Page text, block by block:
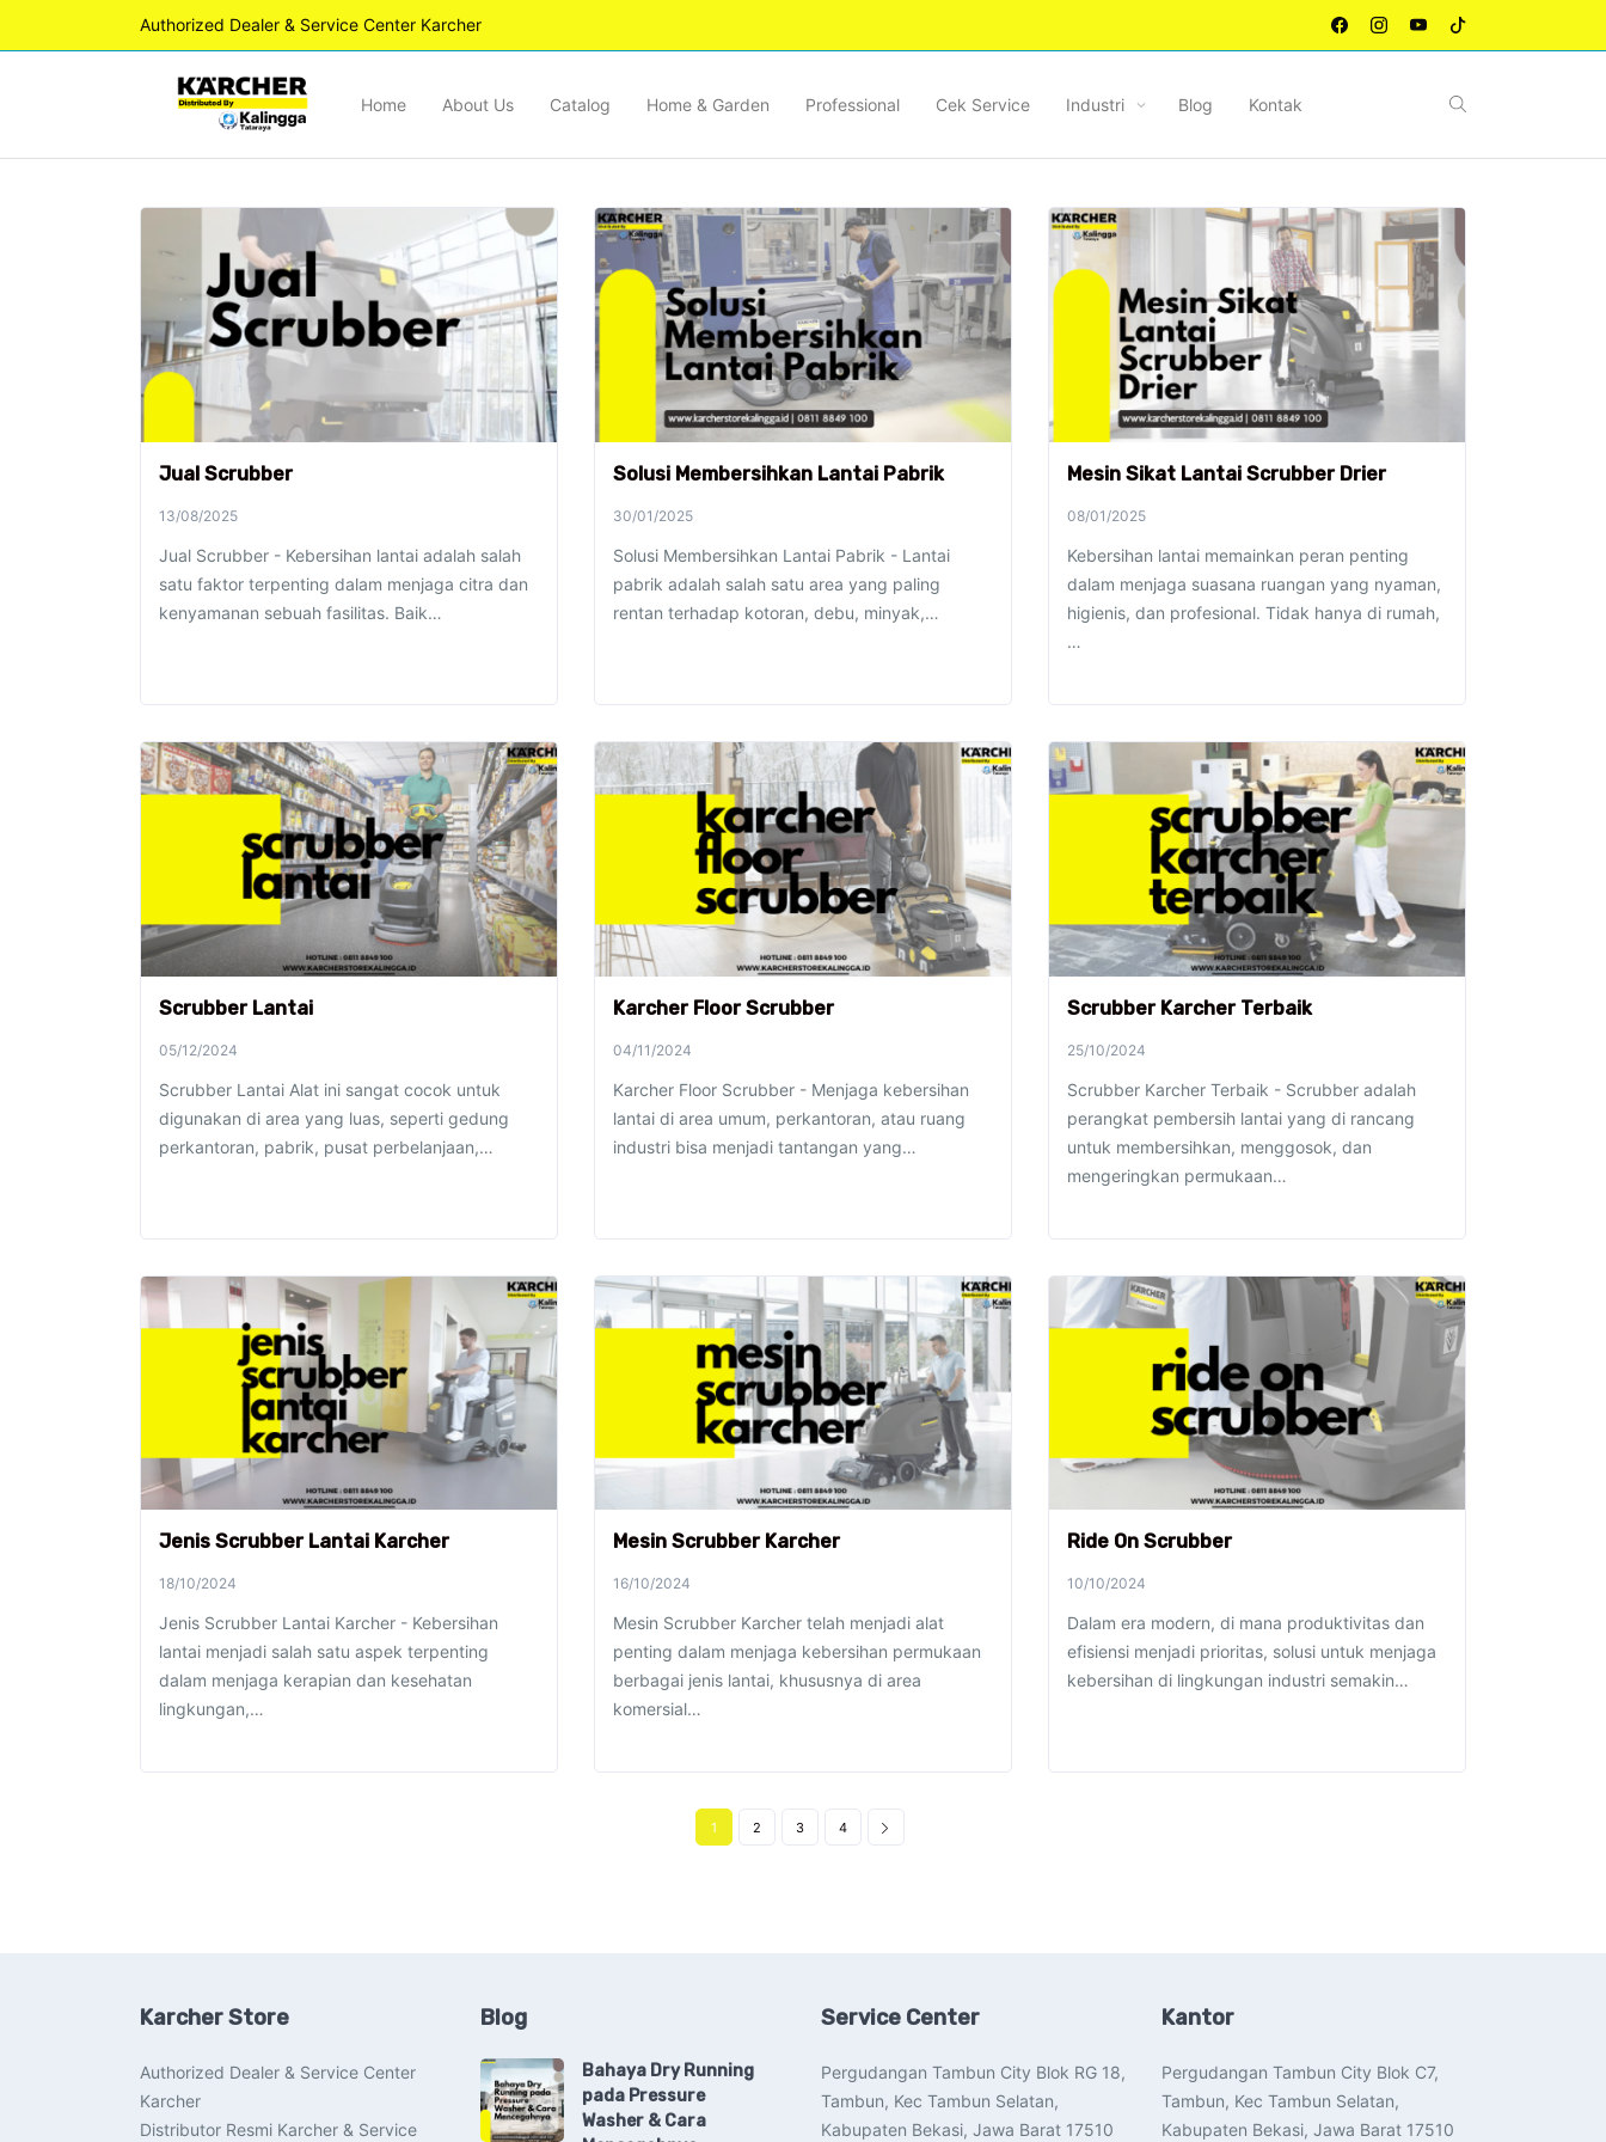
Authorized Dealer & Service Center Karcher
Home About Us Catalog Home & Garden Professional Cek Service Industri Blog Kontak
Jual Scrubber
13/08/2025
Jual Scrubber - Kebersihan lantai adalah salah
satu faktor terpenting dalam menjaga citra dan
kenyamanan sebuah fasilitas. Baik…
Solusi Membersihkan Lantai Pabrik
30/01/2025
Solusi Membersihkan Lantai Pabrik - Lantai
pabrik adalah salah satu area yang paling
rentan terhadap kotoran, debu, minyak,…
Mesin Sikat Lantai Scrubber Drier
08/01/2025
Kebersihan lantai memainkan peran penting
dalam menjaga suasana ruangan yang nyaman,
higienis, dan profesional. Tidak hanya di rumah,
…
Scrubber Lantai
05/12/2024
Scrubber Lantai Alat ini sangat cocok untuk
digunakan di area yang luas, seperti gedung
perkantoran, pabrik, pusat perbelanjaan,…
Karcher Floor Scrubber
04/11/2024
Karcher Floor Scrubber - Menjaga kebersihan
lantai di area umum, perkantoran, atau ruang
industri bisa menjadi tantangan yang…
Scrubber Karcher Terbaik
25/10/2024
Scrubber Karcher Terbaik - Scrubber adalah
perangkat pembersih lantai yang di rancang
untuk membersihkan, menggosok, dan
mengeringkan permukaan…
Jenis Scrubber Lantai Karcher
18/10/2024
Jenis Scrubber Lantai Karcher - Kebersihan
lantai menjadi salah satu aspek terpenting
dalam menjaga kerapian dan kesehatan
lingkungan,…
Mesin Scrubber Karcher
16/10/2024
Mesin Scrubber Karcher telah menjadi alat
penting dalam menjaga kebersihan permukaan
berbagai jenis lantai, khususnya di area
komersial…
Ride On Scrubber
10/10/2024
Dalam era modern, di mana produktivitas dan
efisiensi menjadi prioritas, solusi untuk menjaga
kebersihan di lingkungan industri semakin…
1 2 3 4
Karcher Store
Authorized Dealer & Service Center
Karcher
Distributor Resmi Karcher & Service
Blog
Bahaya Dry Running
pada Pressure
Washer & Cara
Service Center
Pergudangan Tambun City Blok RG 18,
Tambun, Kec Tambun Selatan,
Kabupaten Bekasi, Jawa Barat 17510​
Kantor
Pergudangan Tambun City Blok C7,
Tambun, Kec Tambun Selatan,
Kabupaten Bekasi, Jawa Barat 17510​